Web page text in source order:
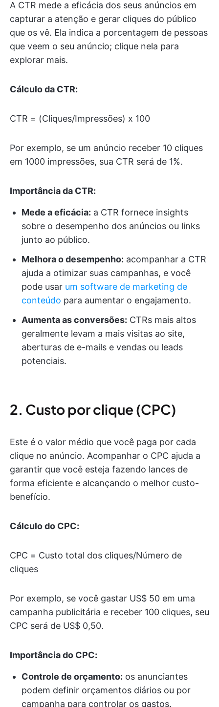
A CTR mede a eficácia dos seus anúncios em
capturar a atenção e gerar cliques do público
que os vê. Ela indica a porcentagem de pessoas
que veem o seu anúncio; clique nela para
explorar mais.
Cálculo da CTR:
CTR = (Cliques/Impressões) x 100
Por exemplo, se um anúncio receber 10 cliques
em 1000 impressões, sua CTR será de 1%.
Importância da CTR:
Mede a eficácia: a CTR fornece insights
sobre o desempenho dos anúncios ou links
junto ao público.
Melhora o desempenho: acompanhar a CTR
ajuda a otimizar suas campanhas, e você
pode usar um software de marketing de
conteúdo para aumentar o engajamento.
Aumenta as conversões: CTRs mais altos
geralmente levam a mais visitas ao site,
aberturas de e-mails e vendas ou leads
potenciais.
2. Custo por clique (CPC)
Este é o valor médio que você paga por cada
clique no anúncio. Acompanhar o CPC ajuda a
garantir que você esteja fazendo lances de
forma eficiente e alcançando o melhor custo-
benefício.
Cálculo do CPC:
CPC = Custo total dos cliques/Número de
cliques
Por exemplo, se você gastar US$ 50 em uma
campanha publicitária e receber 100 cliques, seu
CPC será de US$ 0,50.
Importância do CPC:
Controle de orçamento: os anunciantes
podem definir orçamentos diários ou por
campanha para controlar os gastos.